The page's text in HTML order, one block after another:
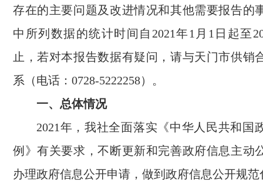
存在的主要问题及改进情况和其他需要报告的
中所列数据的统计时间自2021年1月1日起至
止，若对本报告数据有疑问，请与天门市供销
系（电话：0728-5222258）。
一、总体情况
2021年，我社全面落实《中华人民共和国
例》有关要求，不断更新和完善政府信息主动
办理政府信息公开申请，做到政府信息公开规范